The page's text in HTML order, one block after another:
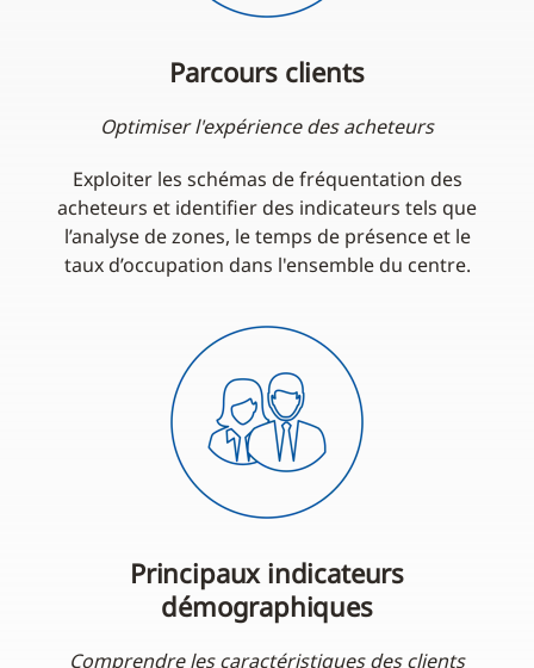
Parcours clients
Optimiser l'expérience des acheteurs
Exploiter les schémas de fréquentation des
acheteurs et identifier des indicateurs tels que
l’analyse de zones, le temps de présence et le
taux d’occupation dans l'ensemble du centre.
Principaux indicateurs
démographiques
Comprendre les caractéristiques des clients